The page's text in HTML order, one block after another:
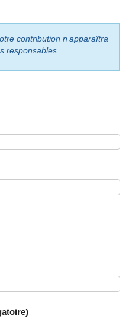
contribution n’apparaîtra
responsables.